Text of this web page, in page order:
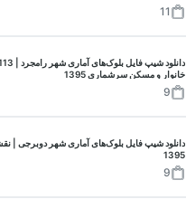
11
خانوار و مسکن سرشماری 1395
9
دانلود شیپ فایل بلوک‌های آماری شهر دوبرجی |
1395
9